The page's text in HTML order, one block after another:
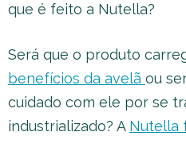
que é feito a Nutella?
Será que o produto
benefícios da avelã ou
cuidado com ele por se
industrializado? A Nutella